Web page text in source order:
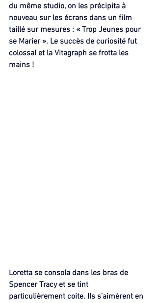
du même studio, on les précipita à
nouveau sur les écrans dans un film
taillé sur mesures : « Trop Jeunes pour
se Marier ». Le succès de curiosité fut
colossal et la Vitagraph se frotta les
mains !
Loretta se consola dans les bras de
Spencer Tracy et se tint
particulièrement coite. Ils s’aimèrent en